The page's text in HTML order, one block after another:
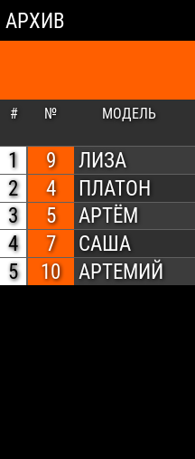
АРХИВ
# № МОДЕЛЬ
1 9 ЛИЗА
2
4 ПЛАТОН
3
5 АРТЁМ
4
7 САША
5
10 АРТЕМИЙ